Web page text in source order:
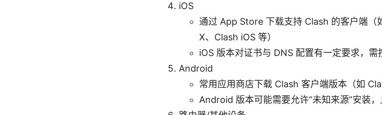
iOS
通过 App Store 下载支持 Clash 的客户端
X、Clash iOS 等）
iOS 版本对证书与 DNS 配置有一定要求，需
Android
常用应用商店下载 Clash 客户端版本（如
Android 版本可能需要允许“未知来源”安装